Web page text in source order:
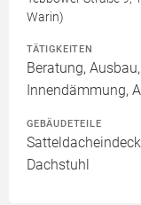
Warin)
TÄTIGKEITEN
Beratung,
Innendämmung,
GEBÄUDETEILE
Dachstuhl